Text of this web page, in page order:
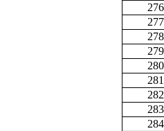
276
277
278
279
280
281
282
283
284